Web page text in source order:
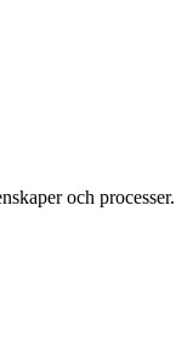
och processer.